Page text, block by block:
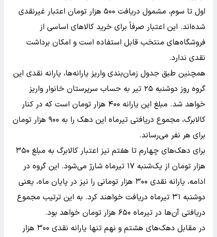
اول تا سوم، مشمول دریافت ۵۰۰ هزار تومان اعتبار غیرنقدی
شده‌اند. این اعتبار صرفاً برای خرید کالاهای اساسی از
فروشگاه‌های منتخب قابل استفاده است و امکان برداشت
نقدی ندارد.
همچنین طبق جدول زمان‌بندی واریز یارانه‌ها، یارانه نقدی این
گروه روز دوشنبه ۲۵ تیر به حساب سرپرستان خانوار واریز
خواهد شد. مبلغ این یارانه ۴۰۰ هزار تومان است که در کنار
کالابرگ، مجموع دریافتی تیرماه این دهک را به ۹۰۰ هزار تومان
برای هر نفر می‌رساند.
برای دهک‌های چهارم تا هفتم نیز اعتبار کالابرگ به مبلغ ۳۵۰
هزار تومان از یک‌شنبه ۱۷ تیرماه شارژ می‌شود. این گروه در
ادامه، یارانه نقدی ۳۰۰ هزار تومانی را نیز در پایان ماه، یعنی
دوشنبه ۳۱ تیرماه دریافت خواهند کرد. به این ترتیب مجموع
دریافتی آن‌ها در تیرماه ۶۵۰ هزار تومان خواهد بود.
در مقابل دهک‌های هشتم و نهم تنها یارانه نقدی ۳۰۰ هزار